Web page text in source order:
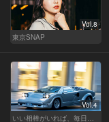
Vol.8
東京SNAP
Vol.4